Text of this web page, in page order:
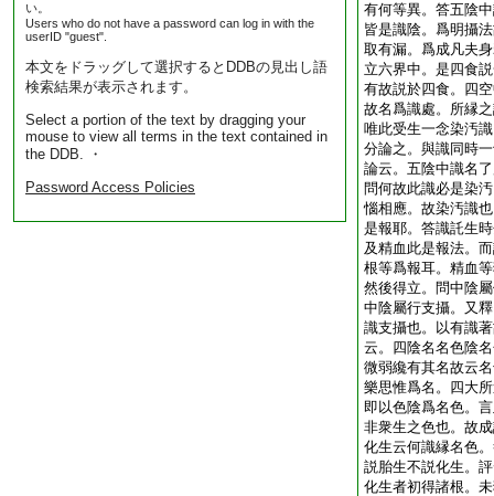
い。
Users who do not have a password can log in with the
userID "guest".
本文をドラッグして選択するとDDBの見出し語
検索結果が表示されます。
Select a portion of the text by dragging your
mouse to view all terms in the text contained in
the DDB. ・
Password Access Policies
有何等異。答五陰
皆是識陰。爲明攝
取有漏。爲成凡夫
立六界中。是四食
有故説於四食。四
故名爲識處。所縁
唯此受生一念染汚
分論之。與識同時
論云。五陰中識名
問何故此識必是染
惱相應。故染汚識
是報耶。答識託生
及精血此是報法。
根等爲報耳。精血
然後得立。問中陰
中陰屬行支攝。又
識支攝也。以有識
云。四陰名名色陰
微弱纔有其名故云
樂思惟爲名。四大
即以色陰爲名色。
非衆生之色也。故
化生云何識縁名色
説胎生不説化生。
化生者初得諸根。